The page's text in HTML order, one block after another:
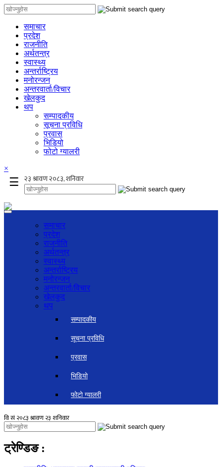
समाचार
प्रदेश
राजनीति
अर्थतन्त्र
स्वास्थ्य
अन्तर्राष्ट्रिय
मनोरन्जन
अन्तरवार्ता/विचार
खेलकुद
थप
सम्पादकीय
सूचना प्रविधि
प्रवास
भिडियो
फोटो ग्यालरी
×
☰
समाचार
प्रदेश
राजनीति
अर्थतन्त्र
स्वास्थ्य
अन्तर्राष्ट्रिय
मनोरन्जन
अन्तरवार्ता/विचार
खेलकुद
थप
सम्पादकीय
सूचना प्रविधि
प्रवास
भिडियो
फोटो ग्यालरी
ट्रेण्डिङ :